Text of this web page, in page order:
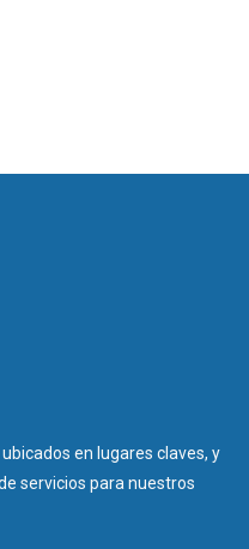
en lugares claves, y
servicios para nuestros